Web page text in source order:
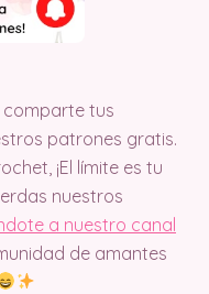
comparte tus
patrones gratis.
¡El límite es tu
nuestros
a nuestro canal
de amantes